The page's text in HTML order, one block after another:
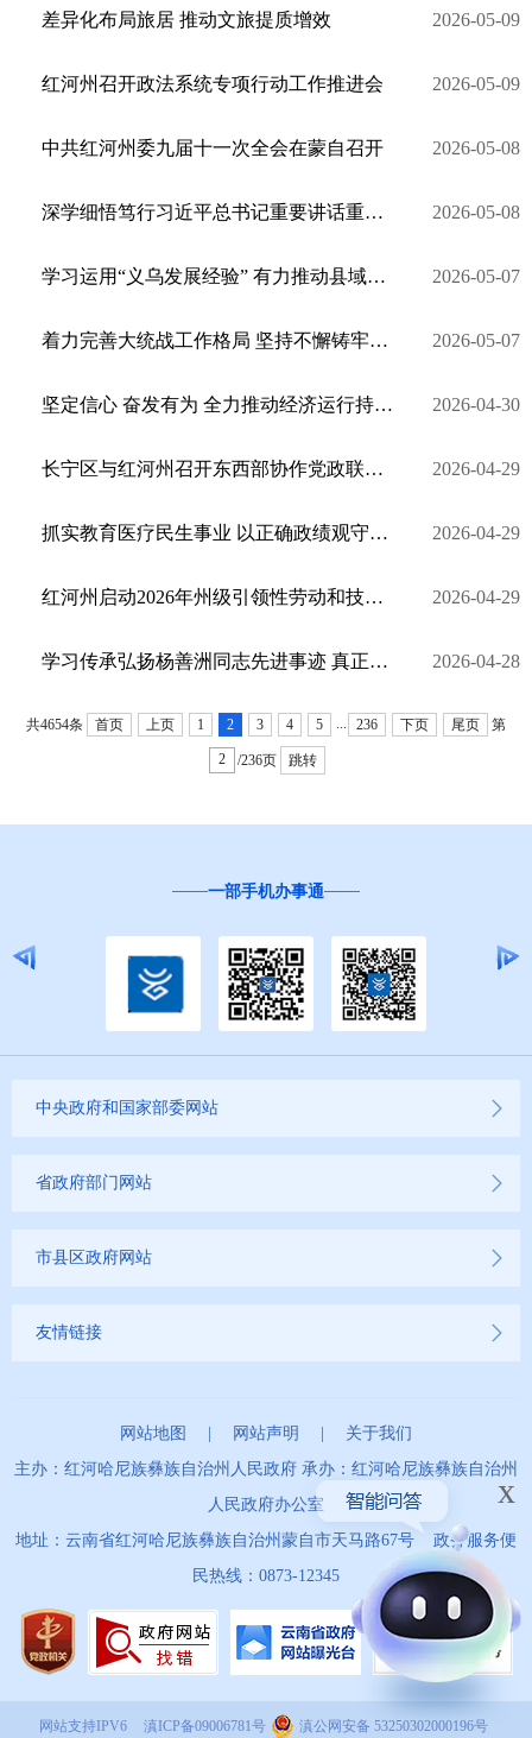
差异化布局旅居 推动文旅提质增效 2026-05-09
红河州召开政法系统专项行动工作推进会 2026-05-09
中共红河州委九届十一次全会在蒙自召开 2026-05-08
深学细悟笃行习近平总书记重要讲话重要指示精神 统筹抓实稳增长惠民生保安全各项工作 2026-05-08
学习运用“义乌发展经验” 有力推动县域经济发展 2026-05-07
着力完善大统战工作格局 坚持不懈铸牢中华民族共同体意识 2026-05-07
坚定信心 奋发有为 全力推动经济运行持续回升向好 2026-04-30
长宁区与红河州召开东西部协作党政联席会议 2026-04-29
抓实教育医疗民生事业 以正确政绩观守护群众幸福安康 2026-04-29
红河州启动2026年州级引领性劳动和技能竞赛 2026-04-29
学习传承弘扬杨善洲同志先进事迹 真正做到为人民出政绩以实干出政绩 2026-04-28
共4654条 首页 上页 1 2 3 4 5 236 下页 尾页 第
/236页 跳转
一部手机办事通
中央政府和国家部委网站
省政府部门网站
市县区政府网站
友情链接
网站地图 网站声明
关于我们
主办：红河哈尼族彝族自治州人民政府 承办：红河哈尼族彝族自治州
人民政府办公室
地址：云南省红河哈尼族彝族自治州蒙自市天马路67号 政务服务便
民热线：0873-12345
x
网站支持IPV6 滇ICP备09006781号 滇公网安备 53250302000196号